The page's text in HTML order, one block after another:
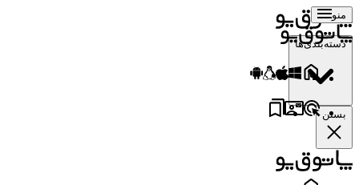
منو
دسته‌بندی‌ها
بستن